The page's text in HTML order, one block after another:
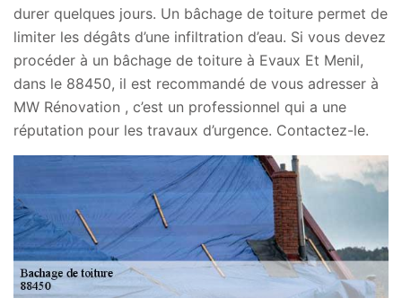
durer quelques jours. Un bâchage de toiture permet de
limiter les dégâts d’une infiltration d’eau. Si vous devez
procéder à un bâchage de toiture à Evaux Et Menil,
dans le 88450, il est recommandé de vous adresser à
MW Rénovation , c’est un professionnel qui a une
réputation pour les travaux d’urgence. Contactez-le.